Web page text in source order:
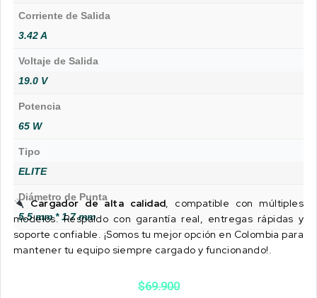
Corriente de Salida
3.42 A
Voltaje de Salida
19.0 V
Potencia
65 W
Tipo
ELITE
Diámetro de Punta
5.5 mm * 1.7 mm
Cargador de alta calidad, compatible con múltiples
modelos. Respaldo con garantía real, entregas rápidas y
soporte confiable. ¡Somos tu mejor opción en Colombia para
mantener tu equipo siempre cargado y funcionando!.
$69.900